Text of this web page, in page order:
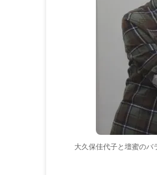
大久保佳代子と壇蜜のバ